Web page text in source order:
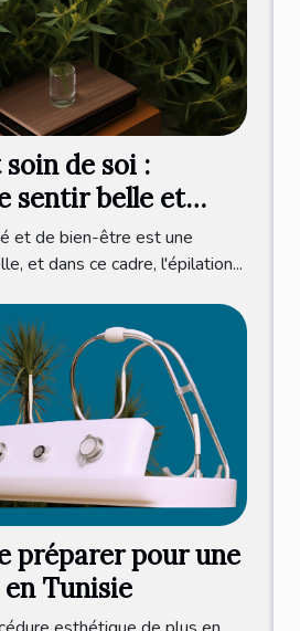
de soi :
sentir belle et
quotidien
et de bien-être est une
et dans ce cadre, l'épilation...
préparer pour une
Tunisie